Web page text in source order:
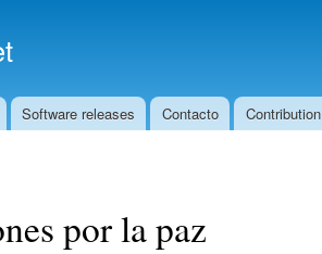
Software releases Contacto
por la paz